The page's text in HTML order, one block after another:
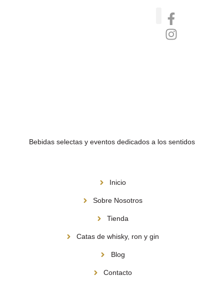
Bebidas selectas y eventos dedicados a los sentidos
Inicio
Sobre Nosotros
Tienda
Catas de whisky, ron y gin
Blog
Contacto